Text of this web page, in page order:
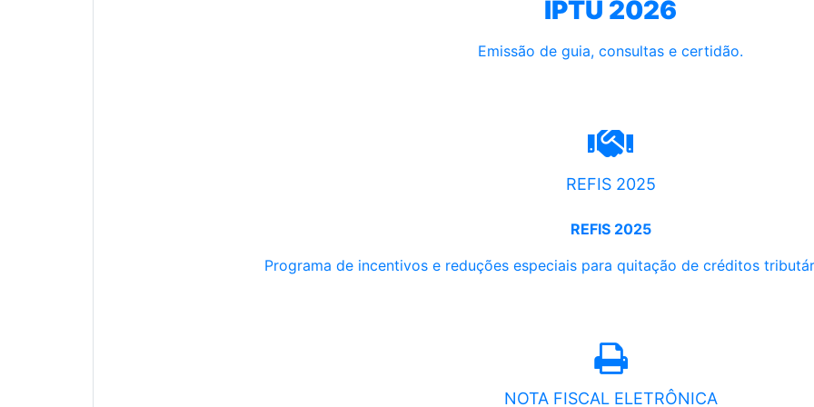
IPTU 2026
Emissão de guia, consultas e certidão.
REFIS 2025
REFIS 2025
Programa de incentivos e reduções especiais para quitação de créditos
NOTA FISCAL ELETRÔNICA